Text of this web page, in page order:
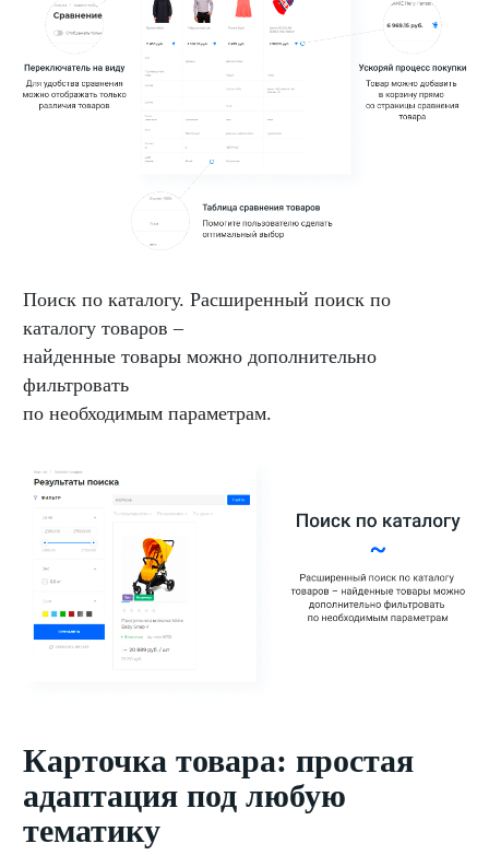
Поиск по каталогу. Расширенный поиск по
каталогу товаров –
найденные товары можно дополнительно
фильтровать
по необходимым параметрам.
Карточка товара: простая
адаптация под любую
тематику